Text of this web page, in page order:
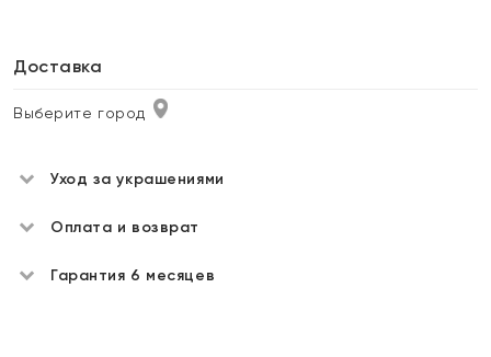
Доставка
Выберите город
Уход за украшениями
Оплата и возврат
Гарантия 6 месяцев